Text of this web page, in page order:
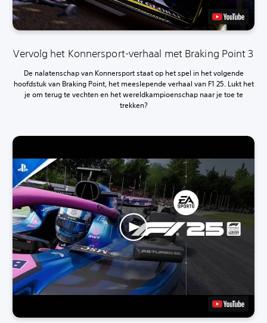
Vervolg het Konnersport-verhaal met Braking Point 3
De nalatenschap van Konnersport staat op het spel in het volgende
hoofdstuk van Braking Point, het meeslepende verhaal van F1 25. Lukt het
je om terug te vechten en het wereldkampioenschap naar je toe te
trekken?